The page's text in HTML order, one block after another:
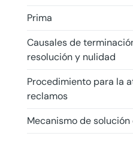
Prima
Causales de
resolución y nulidad
Procedimiento para la
reclamos
Mecanismo de